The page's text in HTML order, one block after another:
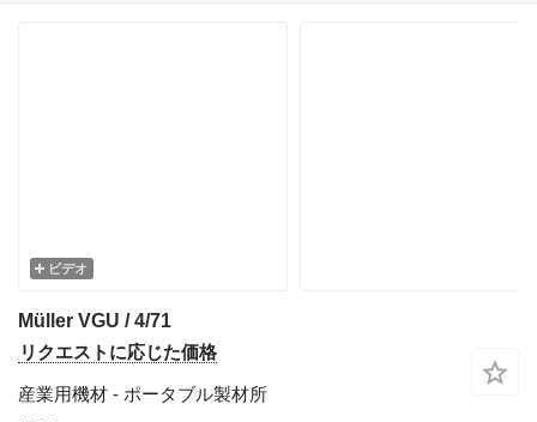
ビデオ
Müller VGU / 4/71
リクエストに応じた価格
産業用機材 - ポータブル製材所